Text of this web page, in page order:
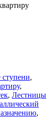
,
,
, Лестницы
,